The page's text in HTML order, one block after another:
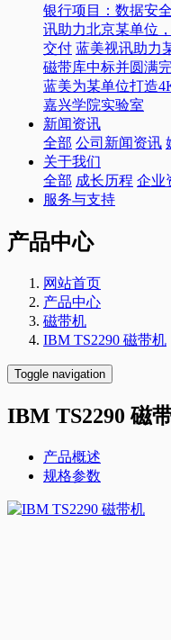
银行项目：数据安
讯助力北京某单位
交付 蓝美视讯助力
磁带库中标并圆满
蓝美为某单位打造
嘉兴学院实验室
新闻资讯
全部 公司新闻资讯
关于我们
全部 成长历程 企业
服务与支持
产品中心
网站首页
产品中心
磁带机
IBM TS2290 磁带机
Toggle navigation
IBM TS2290 磁
产品概述
规格参数